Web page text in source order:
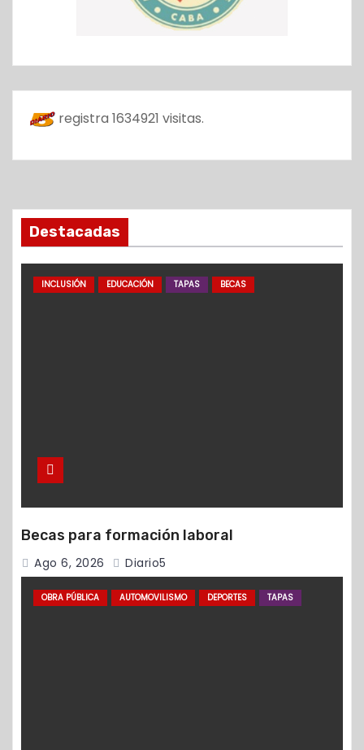
registra 1634921 visitas.
Destacadas
INCLUSIÓN EDUCACIÓN TAPAS BECAS
Becas para formación laboral
Ago 6, 2026 Diario5
OBRA PÚBLICA AUTOMOVILISMO DEPORTES TAPAS